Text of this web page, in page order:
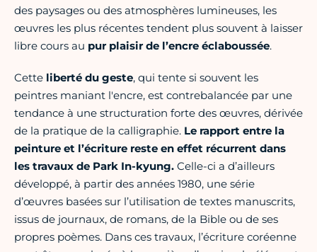
des paysages ou des atmosphères lumineuses, les
œuvres les plus récentes tendent plus souvent à laisser
libre cours au pur plaisir de l’encre éclaboussée.
Cette liberté du geste, qui tente si souvent les
peintres maniant l'encre, est contrebalancée par une
tendance à une structuration forte des œuvres, dérivée
de la pratique de la calligraphie. Le rapport entre la
peinture et l’écriture reste en effet récurrent dans
les travaux de Park In-kyung. Celle-ci a d’ailleurs
développé, à partir des années 1980, une série
d’œuvres basées sur l’utilisation de textes manuscrits,
issus de journaux, de romans, de la Bible ou de ses
propres poèmes. Dans ces travaux, l’écriture coréenne